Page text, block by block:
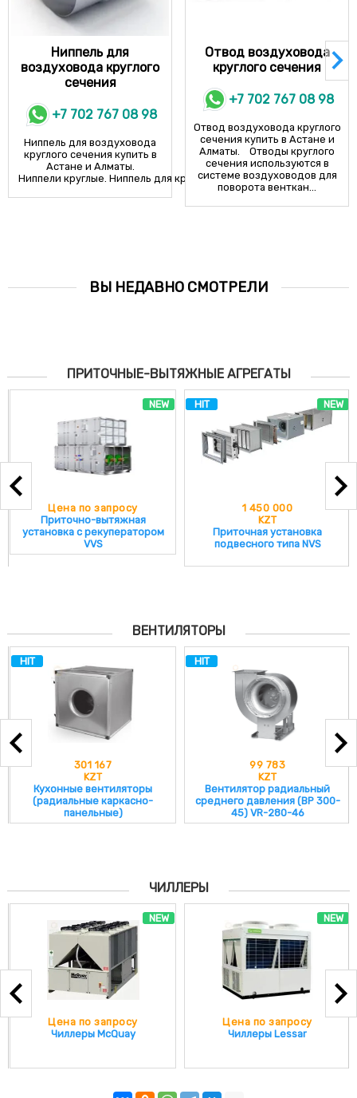
Ниппель для
воздуховода круглого
сечения
+7 702 767 08 98
Ниппель для воздуховода
круглого сечения купить в
Астане и Алматы.
Ниппели круглые. Ниппель для круглых воздуховодов&...
Отвод воздуховода
круглого сечения
+7 702 767 08 98
Отвод воздуховода круглого
сечения купить в Астане и
Алматы. Отводы круглого
сечения используются в
системе воздуховодов для
поворота венткан...
ВЫ НЕДАВНО СМОТРЕЛИ
ПРИТОЧНЫЕ-ВЫТЯЖНЫЕ АГРЕГАТЫ
NEW
Цена по запросу
Приточно-вытяжная
установка с рекуператором
VVS
NEW
HIT
1 450 000
KZT
Приточная установка
подвесного типа NVS
ВЕНТИЛЯТОРЫ
HIT
301 167
KZT
Кухонные вентиляторы
(радиальные каркасно-
панельные)
HIT
99 783
KZT
Вентилятор радиальный
среднего давления (ВР 300-
45) VR-280-46
ЧИЛЛЕРЫ
NEW
Цена по запросу
Чиллеры McQuay
NEW
Цена по запросу
Чиллеры Lessar